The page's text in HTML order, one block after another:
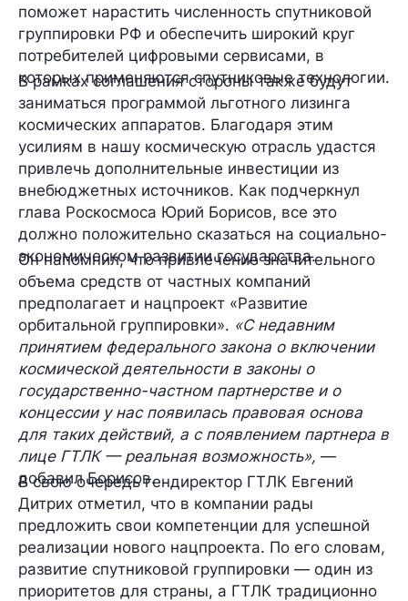
поможет нарастить численность спутниковой
группировки РФ и обеспечить широкий круг
потребителей цифровыми сервисами, в
которых применяются спутниковые технологии.
В рамках соглашения стороны также будут
заниматься программой льготного лизинга
космических аппаратов. Благодаря этим
усилиям в нашу космическую отрасль удастся
привлечь дополнительные инвестиции из
внебюджетных источников. Как подчеркнул
глава Роскосмоса Юрий Борисов, все это
должно положительно сказаться на социально-
экономическом развитии государства.
Он напомнил, что привлечениезначительного
объема средств от частных компаний
предполагает и нацпроект «Развитие
орбитальной группировки». «С недавним
принятием федерального закона о включении
космической деятельности в законы о
государственно-частном партнерствеи о
концессии у нас появилась правовая основа
для таких действий, а с появлением партнера в
лице ГТЛК — реальная возможность», —
добавил Борисов.
В свою очередь гендиректор ГТЛК Евгений
Дитрих отметил, что в компании рады
предложить свои компетенции для успешной
реализации нового нацпроекта. По его словам,
развитие спутниковой группировки — один из
приоритетов для страны, а ГТЛК традиционно